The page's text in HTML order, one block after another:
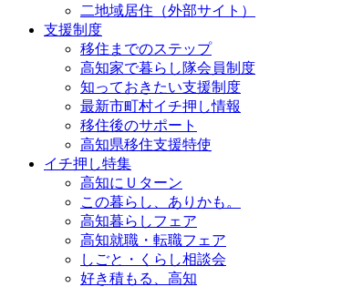
二地域居住（外部サイト）
支援制度
移住までのステップ
高知家で暮らし隊会員制度
知っておきたい支援制度
最新市町村イチ押し情報
移住後のサポート
高知県移住支援特使
イチ押し特集
高知にＵターン
この暮らし、ありかも。
高知暮らしフェア
高知就職・転職フェア
しごと・くらし相談会
好き積もる、高知